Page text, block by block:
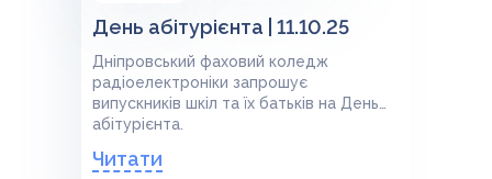
День абітурієнта | 11.10.25
Дніпровський фаховий коледж
радіоелектроніки запрошує
випускників шкіл та їх батьків на День
абітурієнта. ⠀
Читати